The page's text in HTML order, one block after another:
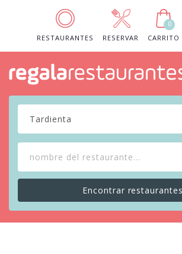
RESTAURANTES RESERVAR
0
CARRITO
Tardienta